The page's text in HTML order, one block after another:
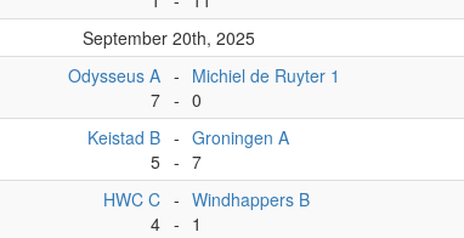
September 20th, 2025
Odysseus A
7
-
-
Michiel de Ruyter 1
0
Keistad B
5
-
-
Groningen A
7
HWC C
4
-
-
Windhappers B
1